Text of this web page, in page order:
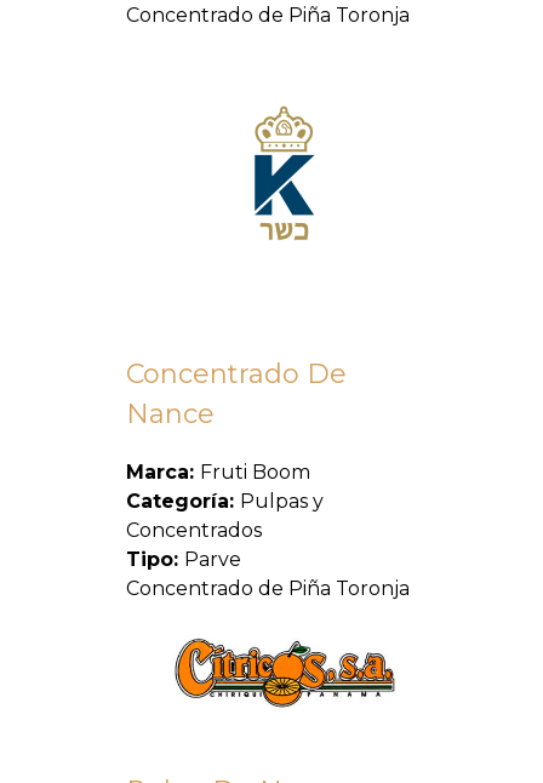
Concentrado de Piña Toronja
Concentrado De
Nance
Marca: Fruti Boom
Categoría: Pulpas y
Concentrados
Tipo: Parve
Concentrado de Piña Toronja